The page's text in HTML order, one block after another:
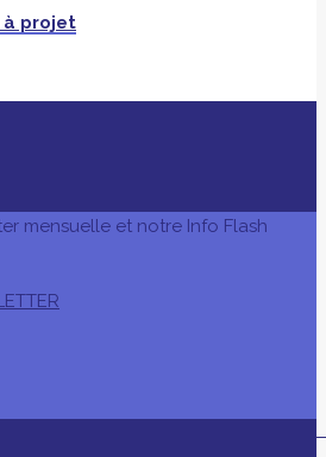
à projet
mensuelle et notre Info Flash